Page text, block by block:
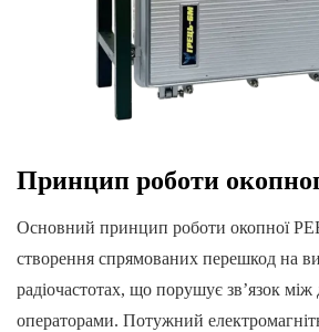
Принцип роботи
Основний принцип роботи окопної
створення спрямованих перешкод на
радіочастотах, що порушує зв’язок між
операторами. Потужний